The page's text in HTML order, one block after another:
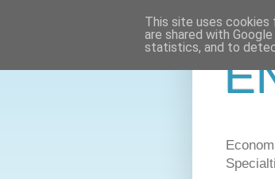
This site uses cookies
are shared with
statistics, and to